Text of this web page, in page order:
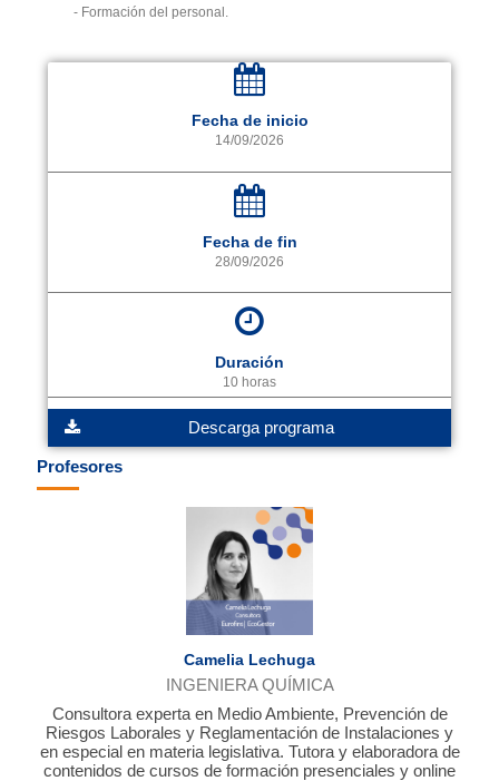
- Formación del personal.
Fecha de inicio
14/09/2026
Fecha de fin
28/09/2026
Duración
10 horas
Descarga programa
Profesores
Camelia Lechuga
INGENIERA QUÍMICA
Consultora experta en Medio Ambiente, Prevención de
Riesgos Laborales y Reglamentación de Instalaciones y
en especial en materia legislativa. Tutora y elaboradora de
contenidos de cursos de formación presenciales y online